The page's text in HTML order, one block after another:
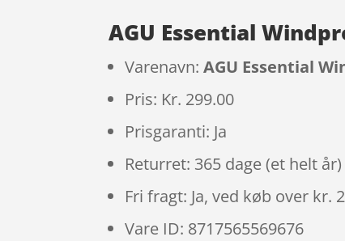
AGU Essential
Varenavn:AGU Essential
Pris: Kr. 299.00
Prisgaranti: Ja
Returret: 365 dage (et helt år)
Fri fragt: Ja, ved køb over kr.
Vare ID: 8717565569676